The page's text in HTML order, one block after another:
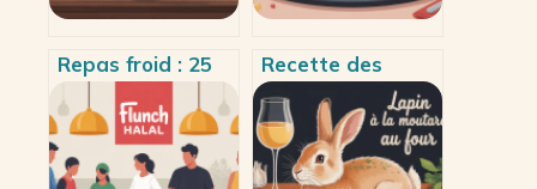
Repas froid : 25
idées faciles,
équilibrées et
vraiment
pratiques
Recette des
navettes salées :
la méthode simple
et inratable